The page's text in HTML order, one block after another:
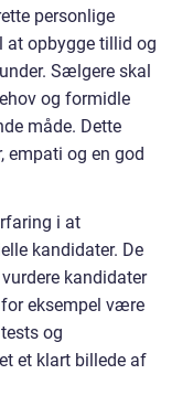
personlige
at opbygge tillid og
Sælgere skal
og formidle
måde. Dette
empati og en god
i at
kandidater. De
kandidater
eksempel være
og
et klart billede af